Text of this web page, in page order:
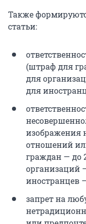
Также
статьи:
(штраф для
для
для
изображения
отношений
граждан — до
организаций
иностранцев
запрет на